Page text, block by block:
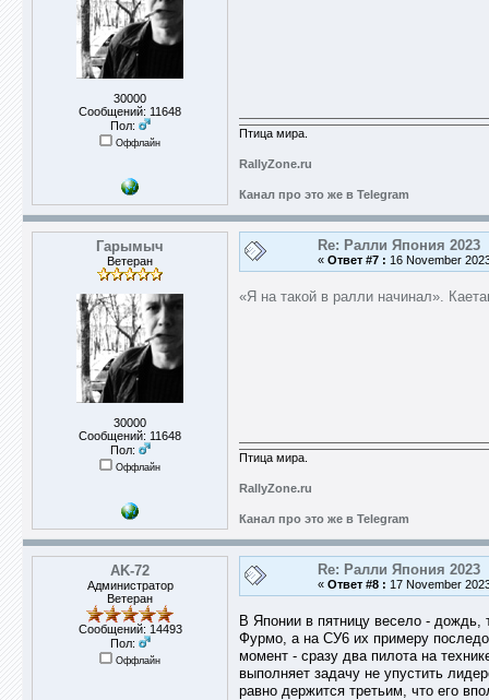
30000
Сообщений: 11648
Пол:
Оффлайн
Птица мира.
RallyZone.ru
Канал про это же в Telegram
Гарымыч
Ветеран
30000
Сообщений: 11648
Пол:
Оффлайн
Re: Ралли Япония 2023
« Ответ #7 : 16 November
«Я на такой в ралли начинал».
Птица мира.
RallyZone.ru
Канал про это же в Telegram
AK-72
Администратор
Ветеран
Сообщений: 14493
Пол:
Оффлайн
Re: Ралли Япония 2023
« Ответ #8 : 17 November
В Японии в пятницу весело - дождь,
Фурмо, а на СУ6 их примеру
момент - сразу два пилота на
выполняет задачу не упустить
равно держится третьим, что его